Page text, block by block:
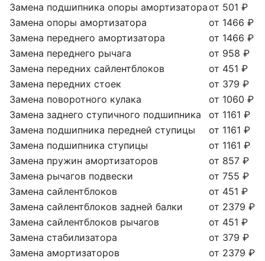
Замена подшипника опоры амортизатораот 501 ₽
Замена опоры амортизатора
от 1466 ₽
Замена переднего амортизатора
от 1466 ₽
Замена переднего рычага
от 958 ₽
Замена передних сайлентблоков
от 451 ₽
Замена передних стоек
от 379 ₽
Замена поворотного кулака
от 1060 ₽
Замена заднего ступичного подшипника
от 1161 ₽
Замена подшипника передней ступицы
от 1161 ₽
Замена подшипника ступицы
от 1161 ₽
Замена пружин амортизаторов
от 857 ₽
Замена рычагов подвески
от 755 ₽
Замена сайлентблоков
от 451 ₽
Замена сайлентблоков задней балки
от 2379 ₽
Замена сайлентблоков рычагов
от 451 ₽
Замена стабилизатора
от 379 ₽
Замена амортизаторов
от 2379 ₽